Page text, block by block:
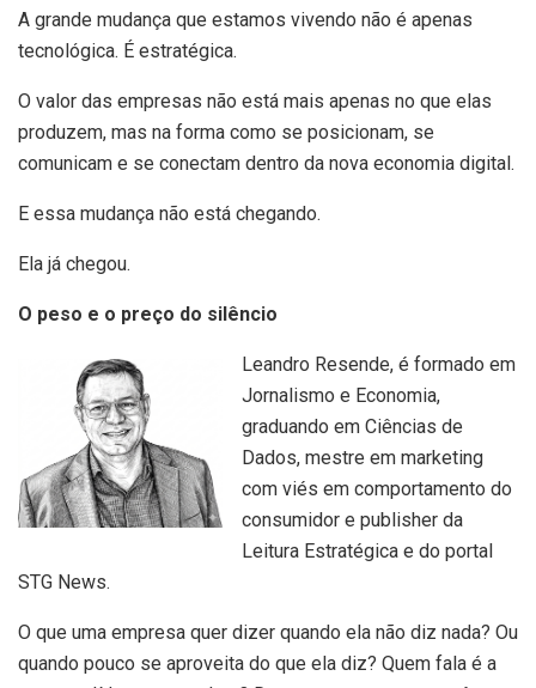
A grande mudança que estamos vivendo não é apenas
tecnológica. É estratégica.
O valor das empresas não está mais apenas no que elas
produzem, mas na forma como se posicionam, se
comunicam e se conectam dentro da nova economia digital.
E essa mudança não está chegando.
Ela já chegou.
O peso e o preço do silêncio
Leandro Resende, é formado em
Jornalismo e Economia,
graduando em Ciências de
Dados, mestre em marketing
com viés em comportamento do
consumidor e publisher da
Leitura Estratégica e do portal
STG News.
O que uma empresa quer dizer quando ela não diz nada? Ou
quando pouco se aproveita do que ela diz? Quem fala é a